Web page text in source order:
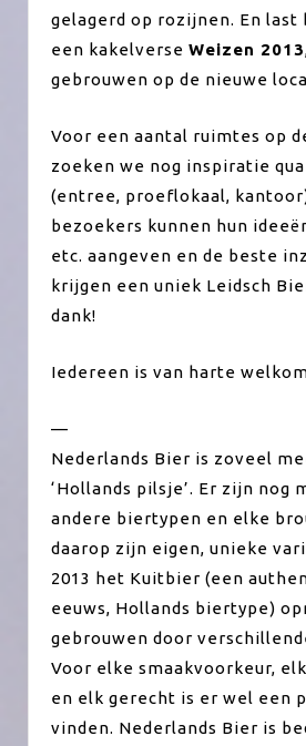
gelagerd op rozijnen. En last
een kakelverse Weizen 2013
gebrouwen op de nieuwe
Voor een aantal ruimtes op
zoeken we nog inspiratie
(entree, proeflokaal,
bezoekers kunnen hun
etc. aangeven en de beste
krijgen een uniek Leidsch
dank!
Iedereen is van harte
—
Nederlands Bier is zoveel
‘Hollands pilsje’. Er zijn nog
andere biertypen en elke
daarop zijn eigen, unieke
2013 het Kuitbier (een
eeuws, Hollands biertype)
gebrouwen door
Voor elke smaakvoorkeur,
en elk gerecht is er wel een
vinden. Nederlands Bier is